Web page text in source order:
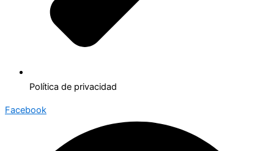
Política de privacidad
Facebook